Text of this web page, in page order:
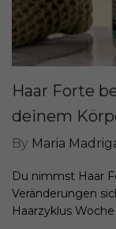
Haar Forte
deinem
By Maria
Du nimmst Haar
Veränderungen
Haarzyklus